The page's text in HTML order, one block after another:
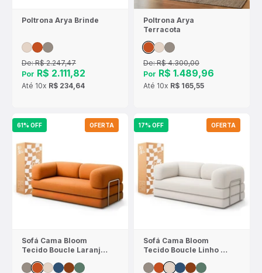
Poltrona Arya Brinde
De:R$ 2.247,47
Por R$ 2.111,82
Até 10x R$ 234,64
Poltrona Arya
Terracota
De:R$ 4.300,00
Por R$ 1.489,96
Até 10x R$ 165,55
61% OFF OFERTA
Sofá Cama Bloom
Tecido Boucle Laranja
- Sofá na Caixa
17% OFF OFERTA
Sofá Cama Bloom
Tecido Boucle Linho -
Sofá na Caixa